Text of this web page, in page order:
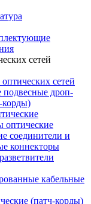
сетей
сетей
подвесные дроп-
корды)
оптические
соединители и
коннекторы
кабельные
(патч-корды)